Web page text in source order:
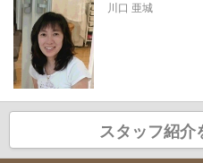
川口 亜城
スタッフ紹介